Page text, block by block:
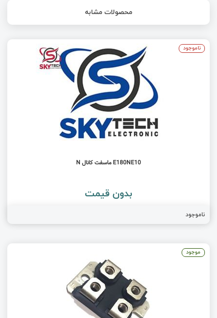
محصولات مشابه
E180NE10 ماسفت کانال N
بدون قیمت
ناموجود
ناموجود
موجود